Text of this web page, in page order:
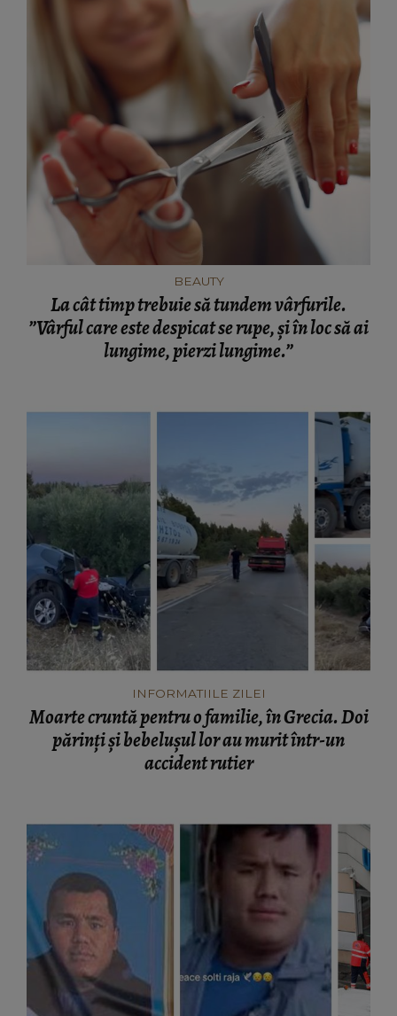
BEAUTY
La cât timp trebuie să tundem vârfurile.
”Vârful care este despicat se rupe, și în loc să ai
lungime, pierzi lungime.”
INFORMATIILE ZILEI
Moarte cruntă pentru o familie, în Grecia. Doi
părinți și bebelușul lor au murit într-un
accident rutier